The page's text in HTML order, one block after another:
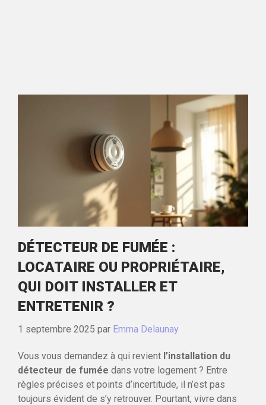
DÉTECTEUR DE FUMÉE :
LOCATAIRE OU PROPRIÉTAIRE,
QUI DOIT INSTALLER ET
ENTRETENIR ?
1 septembre 2025 par Emma Delaunay
Vous vous demandez à qui revient l’installation du
détecteur de fumée dans votre logement ? Entre
règles précises et points d’incertitude, il n’est pas
toujours évident de s’y retrouver. Pourtant, vivre dans